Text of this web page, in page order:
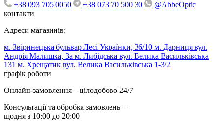
+38 093 705 0050
+38 073 70 500 30
@AbbeOptic
контакти
Адреси магазинів:
м. Звіринецька бульвар Лесі Українки, 36/10 м. Дарниця вул.
Андрія Малишка, 3а м. Либідська вул. Велика Васильківська
131 м. Хрещатик вул. Велика Васильківська 1-3/2
графік роботи
Онлайн-замовлення – цілодобово 24/7
Консультації та обробка замовлень –
щодня з 10:00 до 20:00